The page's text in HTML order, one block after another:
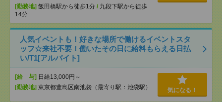
[勤務地] 飯田橋駅から徒歩1分 / 九段下駅から徒歩
14分
人気イベントも！好きな場所で働けるイベントスタ
ッフ☆来社不要！働いたその日に給料もらえる日払
い/T1[アルバイト]
[給 与] 日給13,000円～
[勤務地] 東京都豊島区南池袋（最寄り駅：池袋駅） 気になる！